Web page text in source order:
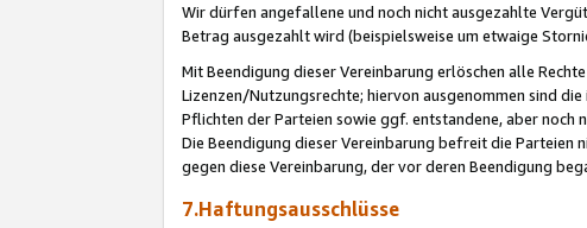
Wir dürfen angefallene und noch nicht ausgezahlte
Betrag ausgezahlt wird (beispielsweise um etwaige
Mit Beendigung dieser Vereinbarung erlöschen alle
Lizenzen/Nutzungsrechte; hiervon ausgenommen sind
Pflichten der Parteien sowie ggf. entstandene, aber
Die Beendigung dieser Vereinbarung befreit die Parteien
gegen diese Vereinbarung, der vor deren Beendigung
7.Haftungsausschlüsse